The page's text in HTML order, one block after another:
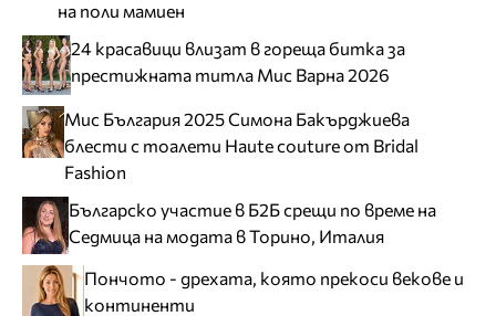
на поли мамиен
24 красавици влизат в гореща битка за
престижната титла Мис Варна 2026
Мис България 2025 Симона Бакърджиева
блести с тоалети Haute couture от Bridal
Fashion
Българско участие в Б2Б срещи по време на
Седмица на модата в Торино, Италия
Пончото - дрехата, която прекоси векове и
континенти